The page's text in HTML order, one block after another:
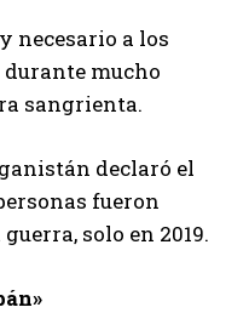
necesario a los
mucho
sangrienta.
declaró el
fueron
solo en 2019.